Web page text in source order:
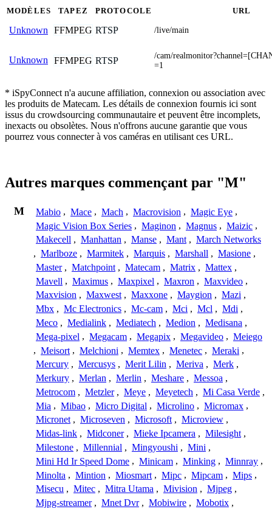
MODÈLES TAPEZ PROTOCOLE URL
Unknown FFMPEG RTSP /live/main
Unknown FFMPEG RTSP
/cam/
=1
* iSpyConnect n'a aucune affiliation, connexion ou association avec
les produits de Matecam. Les détails de connexion fournis ici sont
issus du crowdsourcing communautaire et peuvent être incomplets,
inexacts ou obsolètes. Nous n'offrons aucune garantie que vous
pourrez vous connecter à vos caméras en utilisant ces URL.
Autres marques commençant par "M"
M Mabio , Mace , Mach , Macrovision , Magic Eye ,
Magic Vision Box Series , Maginon , Magnus , Maizic ,
Makecell , Manhattan , Manse , Mant , March Networks
, Marlboze , Marmitek , Marquis , Marshall , Masione ,
Master , Matchpoint , Matecam , Matrix , Mattex ,
Mavell , Maximus , Maxpixel , Maxron , Maxvideo ,
Maxvision , Maxwest , Maxxone , Maygion , Mazi ,
Mbx , Mc Electronics , Mc-cam , Mci , Mcl , Mdi ,
Meco , Medialink , Mediatech , Medion , Medisana ,
Mega-pixel , Megacam , Megapix , Megavideo , Meiego
, Meisort , Melchioni , Memtex , Menetec , Meraki ,
Mercury , Mercusys , Merit Lilin , Meriva , Merk ,
Merkury , Merlan , Merlin , Meshare , Messoa ,
Metrocom , Metzler , Meye , Meyetech , Mi Casa Verde ,
Mia , Mibao , Micro Digital , Microlino , Micromax ,
Micronet , Microseven , Microsoft , Microview ,
Midas-link , Midconer , Mieke Ipcamera , Milesight ,
Milestone , Millennial , Mingyoushi , Mini ,
Mini Hd Ir Speed Dome , Minicam , Minking , Minnray ,
Minolta , Mintion , Miosmart , Mipc , Mipcam , Mips ,
Misecu , Mitec , Mitra Utama , Mivision , Mjpeg ,
Mjpg-streamer , Mnet Dvr , Mobiwire , Mobotix ,